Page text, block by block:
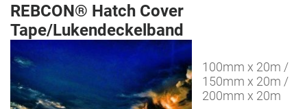
REBCON® Hatch Cover
Tape/Lukendeckelband
100mm x 20m /
150mm x 20m /
200mm x 20m